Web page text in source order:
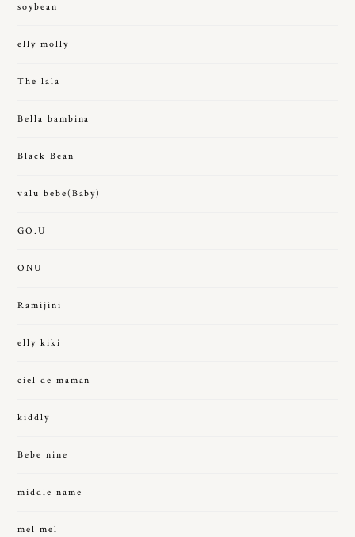
soybean
elly molly
The lala
Bella bambina
Black Bean
valu bebe(Baby)
GO.U
ONU
Ramijini
elly kiki
ciel de maman
kiddly
Bebe nine
middle name
mel mel